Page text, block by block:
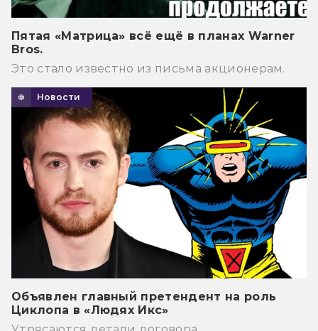
Пятая «Матрица» всё ещё в планах Warner
Bros.
Это стало известно из письма акционерам.
Новости
Объявлен главный претендент на роль
Циклопа в «Людях Икс»